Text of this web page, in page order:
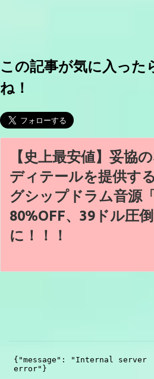
この記事が気に入った
ね！
【史上最安値】妥協
ディテールを提供す
グシップドラム音源
80%OFF、39ドル圧
に！！！